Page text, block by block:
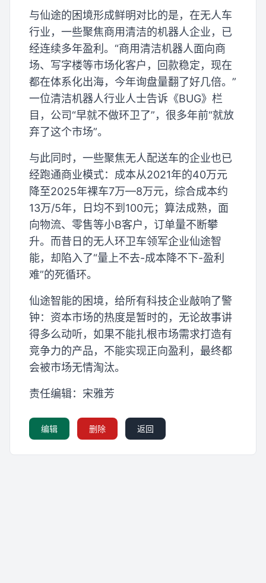
与仙途的困境形成鲜明对比的是，在无人车
行业，一些聚焦商用清洁的机器人企业，已
经连续多年盈利。“商用清洁机器人面向商
场、写字楼等市场化客户，回款稳定，现在
都在体系化出海，今年询盘量翻了好几倍。”
一位清洁机器人行业人士告诉《BUG》栏
目，公司“早就不做环卫了”，很多年前“就放
弃了这个市场”。
与此同时，一些聚焦无人配送车的企业也已
经跑通商业模式：成本从2021年的40万元
降至2025年裸车7万—8万元，综合成本约
13万/5年，日均不到100元；算法成熟，面
向物流、零售等小B客户，订单量不断攀
升。而昔日的无人环卫车领军企业仙途智
能，却陷入了“量上不去-成本降不下-盈利
难”的死循环。
仙途智能的困境，给所有科技企业敲响了警
钟：资本市场的热度是暂时的，无论故事讲
得多么动听，如果不能扎根市场需求打造有
竞争力的产品，不能实现正向盈利，最终都
会被市场无情淘汰。
责任编辑：宋雅芳
编辑 删除 返回